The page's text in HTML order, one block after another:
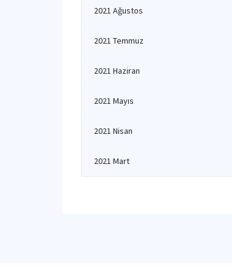
2021 Ağustos
2021 Temmuz
2021 Haziran
2021 Mayıs
2021 Nisan
2021 Mart